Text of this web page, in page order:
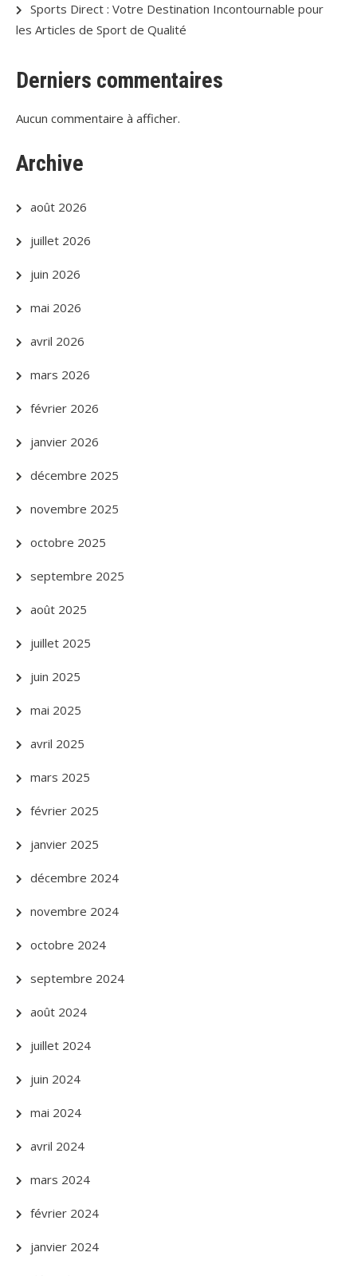
Sports Direct : Votre Destination Incontournable pour
les Articles de Sport de Qualité
Derniers commentaires
Aucun commentaire à afficher.
Archive
août 2026
juillet 2026
juin 2026
mai 2026
avril 2026
mars 2026
février 2026
janvier 2026
décembre 2025
novembre 2025
octobre 2025
septembre 2025
août 2025
juillet 2025
juin 2025
mai 2025
avril 2025
mars 2025
février 2025
janvier 2025
décembre 2024
novembre 2024
octobre 2024
septembre 2024
août 2024
juillet 2024
juin 2024
mai 2024
avril 2024
mars 2024
février 2024
janvier 2024